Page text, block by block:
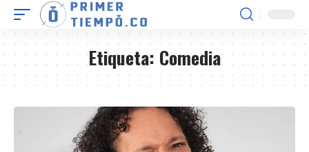
Etiqueta: Comedia